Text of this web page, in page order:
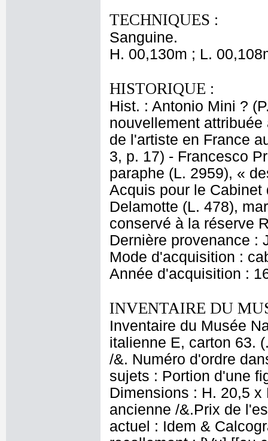
TECHNIQUES :
Sanguine.
H. 00,130m ; L.
HISTORIQUE :
Hist. : Antonio Mini ?
nouvellement
de l'artiste en France
3, p. 17) - Francesco
paraphe (L. 2959), «
Acquis pour le Cabinet
Delamotte (L. 478),
conservé à la réserve
Dernière provenance :
Mode d'acquisition :
Année d'acquisition :
INVENTAIRE DU
Inventaire du Musée
italienne E, carton 63.
/&. Numéro d'ordre
sujets : Portion d'une
Dimensions : H. 20,5
ancienne /&.Prix de
actuel : Idem &